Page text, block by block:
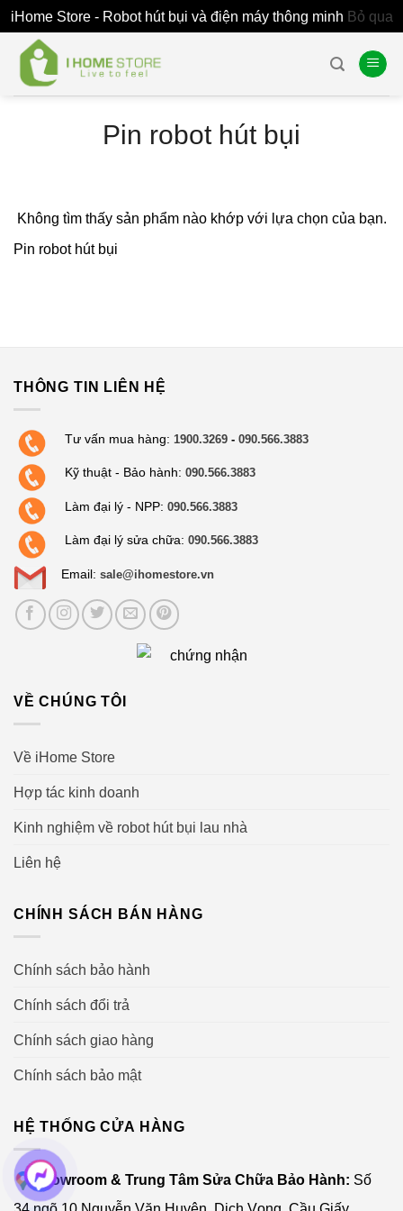
iHome Store - Robot hút bụi và điện máy thông minh Bỏ qua
content
Pin robot hút bụi
Không tìm thấy sản phẩm nào khớp với lựa chọn của bạn.
Pin robot hút bụi
THÔNG TIN LIÊN HỆ
Tư vấn mua hàng: 1900.3269 -090.566.3883
Kỹ thuật - Bảo hành: 090.566.3883
Làm đại lý - NPP: 090.566.3883
Làm đại lý sửa chữa: 090.566.3883
Email: sale@ihomestore.vn
VỀ CHÚNG TÔI
Về iHome Store
Hợp tác kinh doanh
Kinh nghiệm về robot hút bụi lau nhà
Liên hệ
CHÍNH SÁCH BÁN HÀNG
Chính sách bảo hành
Chính sách đổi trả
Chính sách giao hàng
Chính sách bảo mật
HỆ THỐNG CỬA HÀNG
Showroom & Trung Tâm Sửa Chữa Bảo Hành: Số